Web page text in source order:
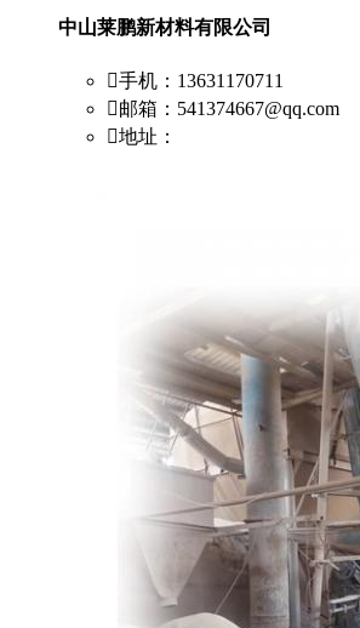
中山莱鹏新材料有限公司
手机：13631170711
邮箱：541374667@qq.com
地址：